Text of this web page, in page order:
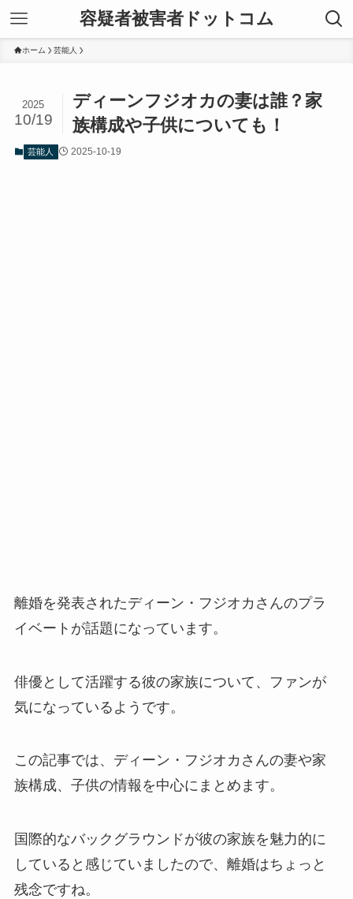
容疑者被害者ドットコム
ホーム 芸能人
ディーンフジオカの妻は誰？家
族構成や子供についても！
2025
10/19
芸能人 2025-10-19
離婚を発表されたディーン・フジオカさんのプラ
イベートが話題になっています。
俳優として活躍する彼の家族について、ファンが
気になっているようです。
この記事では、ディーン・フジオカさんの妻や家
族構成、子供の情報を中心にまとめます。
国際的なバックグラウンドが彼の家族を魅力的に
していると感じていましたので、離婚はちょっと
残念ですね。